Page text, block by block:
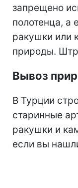
запрещено
полотенца, а
ракушки или
природы.
Вывоз
В Турции
старинные
ракушки и
если вы